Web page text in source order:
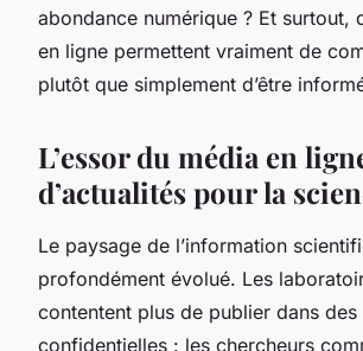
abondance numérique ? Et surtout,
en ligne permettent vraiment de
plutôt que simplement d’être
L’essor du média en
d’actualités pour la
Le paysage de l’information
profondément évolué. Les
contentent plus de publier dans des
confidentielles : les chercheurs